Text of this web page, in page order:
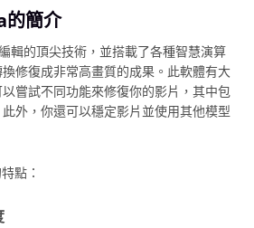
簡介
輯的頂尖技術，並搭載了各種智慧演算
修復成非常高畫質的成果。此軟體有大
嘗試不同功能來修復你的影片，其中包
外，你還可以穩定影片並使用其他模型
點：